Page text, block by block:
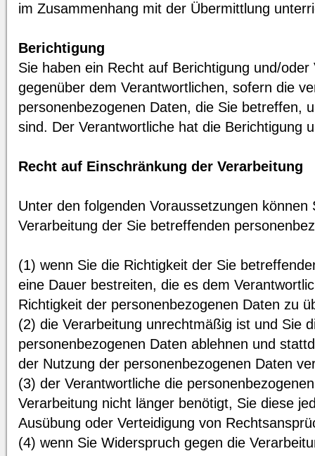
im Zusammenhang mit der Übermittlung
Berichtigung
Sie haben ein Recht auf Berichtigung und/oder
gegenüber dem Verantwortlichen, sofern die
personenbezogenen Daten, die Sie betreffen,
sind. Der Verantwortliche hat die Berichtigung
Recht auf Einschränkung der Verarbeitung
Unter den folgenden Voraussetzungen können
Verarbeitung der Sie betreffenden
(1) wenn Sie die Richtigkeit der Sie
eine Dauer bestreiten, die es dem
Richtigkeit der personenbezogenen Daten zu
(2) die Verarbeitung unrechtmäßig ist und Sie
personenbezogenen Daten ablehnen und
der Nutzung der personenbezogenen Daten
(3) der Verantwortliche die
Verarbeitung nicht länger benötigt, Sie diese
Ausübung oder Verteidigung von
(4) wenn Sie Widerspruch gegen die